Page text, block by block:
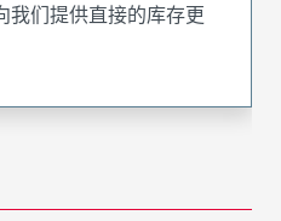
我们提供直接的库存更